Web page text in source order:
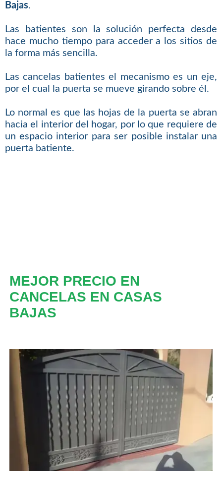
Bajas.
Las batientes son la solución perfecta desde
hace mucho tiempo para acceder a los sitios de
la forma más sencilla.
Las cancelas batientes el mecanismo es un eje,
por el cual la puerta se mueve girando sobre él.
Lo normal es que las hojas de la puerta se abran
hacia el interior del hogar, por lo que requiere de
un espacio interior para ser posible instalar una
puerta batiente.
MEJOR PRECIO EN
CANCELAS EN CASAS
BAJAS